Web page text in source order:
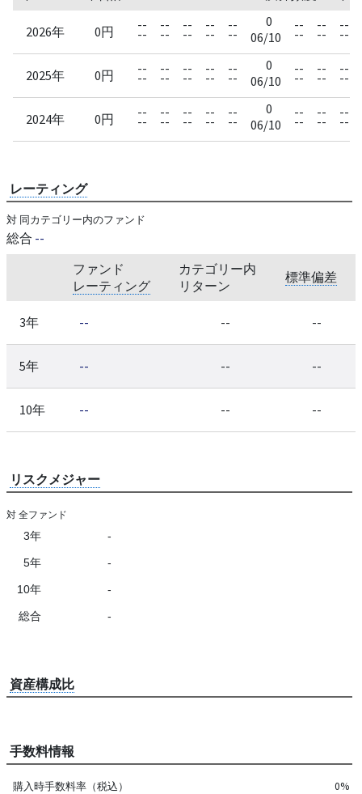
2026年 0円 --
--
--
--
--
--
--
--
--
--
0
06/10
--
--
--
--
--
--
2025年 0円 --
--
--
--
--
--
--
--
--
--
0
06/10
--
--
--
--
--
--
2024年 0円 --
--
--
--
--
--
--
--
--
--
0
06/10
--
--
--
--
--
--
レーティング
対 同カテゴリー内のファンド
総合 --
ファンド
レーティング
カテゴリー内
リターン
標準偏差
3年 -- -- --
5年 -- -- --
10年 -- -- --
リスクメジャー
対 全ファンド
3年 -
5年 -
10年 -
総合 -
資産構成比
手数料情報
購入時手数料率（税込） 0%